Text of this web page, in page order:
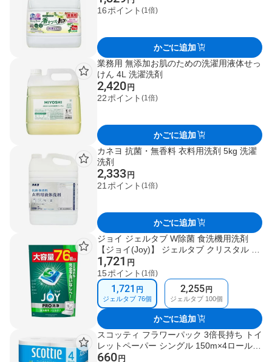
16ポイント (1倍)
かごに追加
業務用 無添加お肌のための洗濯用液体せっ
けん 4L 洗濯洗剤
2,420 円
22ポイント (1倍)
かごに追加
カネヨ 抗菌・無香料 衣料用洗剤 5kg 洗濯
洗剤
2,333 円
21 ポイント (1倍)
かごに追加
ジョイ ジェルタブ W除菌 食洗機用洗剤
【ジョイ(Joy)】 ジェルタブ クリスタル 76
個入 / ジェルタブ 76個入 / ジェルタブ 100
個入
1,721 円
15ポイント (1倍)
1,721 円
ジェルタブ 76個
2,255 円
ジェルタブ 100個
かごに追加
スコッティ フラワーパック 3倍長持ち トイ
レットペーパー シングル 150m×4ロール
【スコッティ(SCOTTIE)】 トイレットペー
660 円